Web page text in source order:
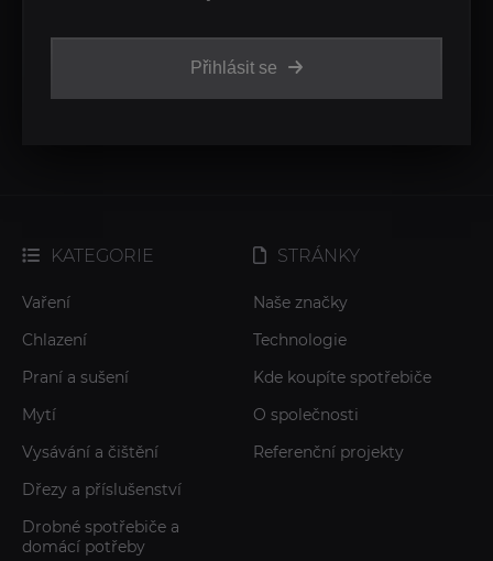
Přihlásit se
KATEGORIE
Vaření
Chlazení
Praní a sušení
Mytí
Vysávání a čištění
Dřezy a příslušenství
Drobné spotřebiče a
domácí potřeby
STRÁNKY
Naše značky
Technologie
Kde koupíte spotřebiče
O společnosti
Referenční projekty